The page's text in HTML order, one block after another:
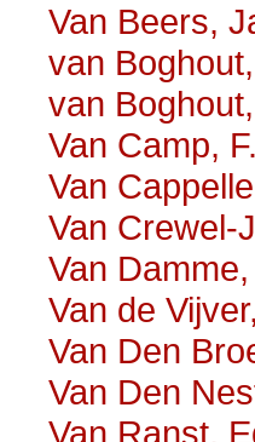
Van Beers,
van
van
Van Camp, F.
Van
Van Crewel-
Van
Van de
Van Den
Van Den
Van Ranst,